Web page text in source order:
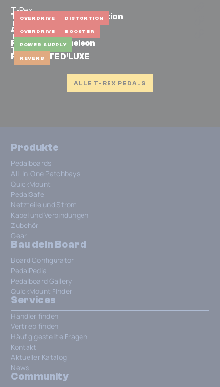
OVERDRIVE DISTORTION
T-Rex
Twinblaze - Tube Distortion
OVERDRIVE BOOSTER
T-Rex
Alberta - Dino Logo
POWER SUPPLY
T-Rex
Fuel Tank Chameleon
REVERB
T-Rex
ROOMMATE D’LUXE
ALLE T-REX PEDALS
Produkte
Pedalboards
All-In-One Patchbays
QuickMount
PedalSafe
Netzteile und Strom
Kabel und Verbindungen
Zubehör
Gear
Bau dein Board
Board Configurator
PedalPedia
Pedalboard Gallery
QuickMount Finder
Services
Händler finden
Vertrieb finden
Häufig gestellte Fragen
Kontakt
Aktueller Katalog
News
Community